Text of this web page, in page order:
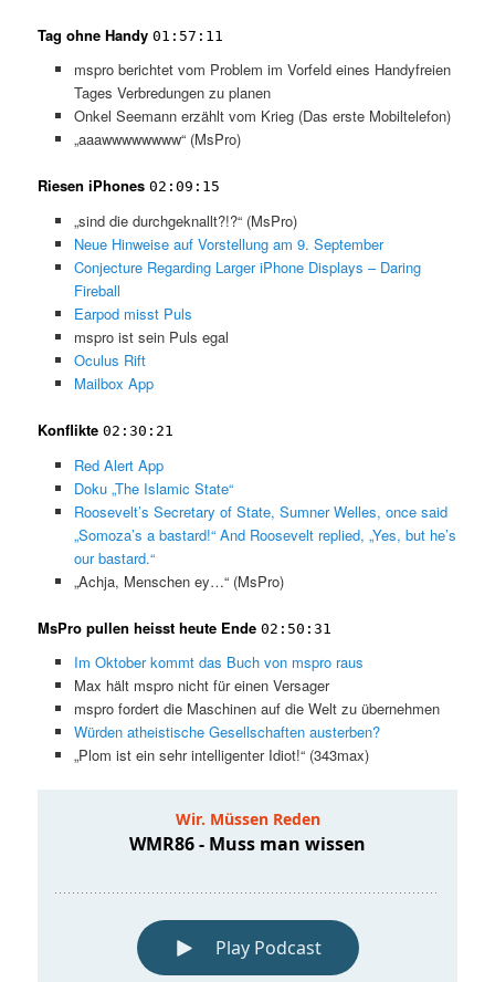
Tag ohne Handy01:57:11
mspro berichtet vom Problem im Vorfeld eines Handyfreien
Tages Verbredungen zu planen
Onkel Seemann erzählt vom Krieg (Das erste Mobiltelefon)
„aaawwwwwwww“ (MsPro)
Riesen iPhones02:09:15
„sind die durchgeknallt?!?“ (MsPro)
Neue Hinweise auf Vorstellung am 9. September
Conjecture Regarding Larger iPhone Displays – Daring
Fireball
Earpod misst Puls
mspro ist sein Puls egal
Oculus Rift
Mailbox App
Konflikte02:30:21
Red Alert App
Doku „The Islamic State“
Roosevelt’s Secretary of State, Sumner Welles, once said
„Somoza’s a bastard!“ And Roosevelt replied, „Yes, but he’s
our bastard.“
„Achja, Menschen ey…“ (MsPro)
MsPro pullen heisst heute Ende02:50:31
Im Oktober kommt das Buch von mspro raus
Max hält mspro nicht für einen Versager
mspro fordert die Maschinen auf die Welt zu übernehmen
Würden atheistische Gesellschaften austerben?
„Plom ist ein sehr intelligenter Idiot!“ (343max)